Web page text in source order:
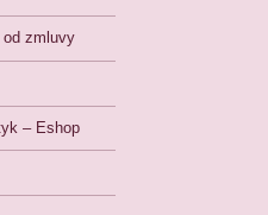
od zmluvy
– Eshop